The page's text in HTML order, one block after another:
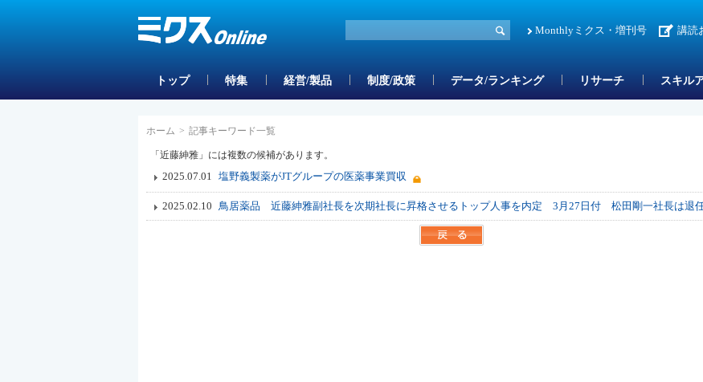
Monthlyミクス・増刊号 講読
トップ 特集 経営/製品 制度/政策 データ/ランキング リサーチ スキル
ホーム > 記事キーワード一覧
「近藤紳雅」には複数の候補があります。
2025.07.01 塩野義製薬がJTグループの医薬事業買収
2025.02.10 鳥居薬品 近藤紳雅副社長を次期社長に昇格させるトップ人事を内定 3月27日付 松田剛一社長は退